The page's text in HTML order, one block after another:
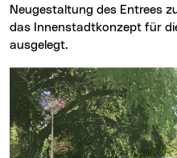
Neugestaltung des Entrees
das Innenstadtkonzept für
ausgelegt.